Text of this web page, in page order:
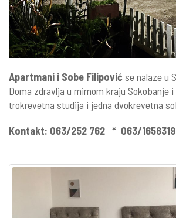
Apartmani i Sobe Filipovićse nalaze u
Doma zdravlja u mirnom kraju Sokobanje
trokrevetna studija i jedna dvokrevetna
Kontakt: 063/252 762 * 063/1658319